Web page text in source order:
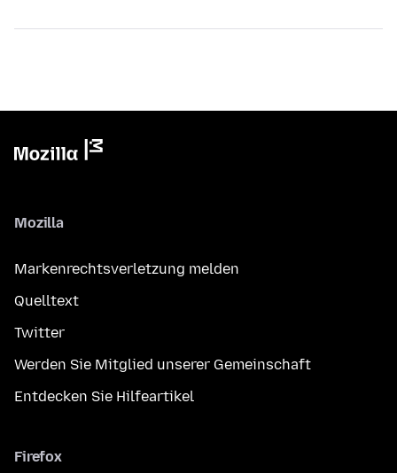
Mozilla
Markenrechtsverletzung melden
Quelltext
Twitter
Werden Sie Mitglied unserer Gemeinschaft
Entdecken Sie Hilfeartikel
Firefox